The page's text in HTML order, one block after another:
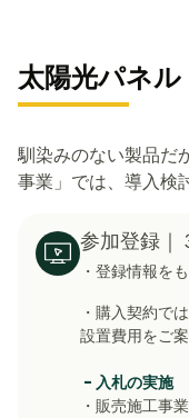
太陽光パネ
馴染みのない製品だ
事業」では、導入検
参加登録｜
・登録情報を
・購入契約で
設置費用をご
- 入札の実施
・販売施工事